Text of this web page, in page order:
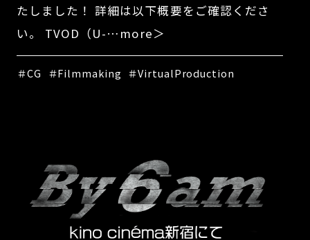
たしました！ 詳細は以下概要をご確認くださ
い。 TVOD（U-…more＞
＃CG ＃Filmmaking ＃VirtualProduction